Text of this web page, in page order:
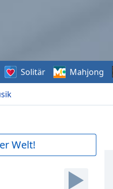
Solitär Mahjong
Welt!